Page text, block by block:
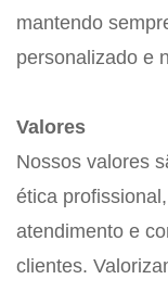
mantendo
personalizado e
Valores
Nossos valores
ética
atendimento e
clientes.